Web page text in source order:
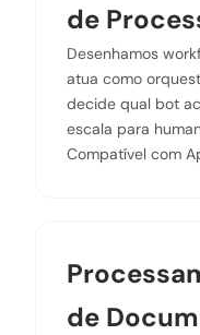
de
Desenhamos
atua como
decide qual bot
escala para
Compatível com
de